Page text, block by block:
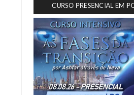
CURSO PRESENCIAL EM